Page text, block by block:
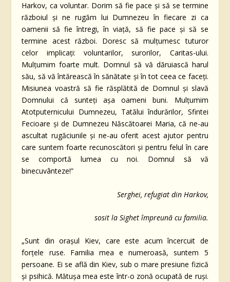
Harkov, ca voluntar. Dorim să fie pace și să se termine
războiul și ne rugăm lui Dumnezeu în fiecare zi ca
oamenii să fie întregi, în viață, să fie pace și să se
termine acest război. Doresc să mulțumesc tuturor
celor implicați: voluntarilor, surorilor, Caritas-ului.
Mulțumim foarte mult. Domnul să vă dăruiască harul
său, să vă întărească în sănătate și în tot ceea ce faceți.
Misiunea voastră să fie răsplătită de Domnul și slavă
Domnului că sunteți așa oameni buni. Mulțumim
Atotputernicului Dumnezeu, Tatălui îndurărilor, Sfintei
Fecioare și de Dumnezeu Născătoarei Maria, că ne-au
ascultat rugăciunile și ne-au oferit acest ajutor pentru
care suntem foarte recunoscători și pentru felul în care
se comportă lumea cu noi. Domnul să vă
binecuvânteze!”
Serghei, refugiat din Harkov,
sosit la Sighet împreună cu familia.
„Sunt din orașul Kiev, care este acum încercuit de
forțele ruse. Familia mea e numeroasă, suntem 5
persoane. Ei se află din Kiev, sub o mare presiune fizică
și psihică. Mătușa mea este într-o zonă ocupată de ruși.